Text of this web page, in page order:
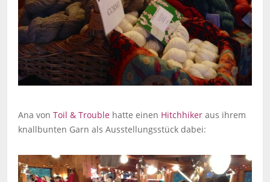
Ana von Toil & Trouble hatte einen Hitchhiker aus ihrem
knallbunten Garn als Ausstellungsstück dabei: